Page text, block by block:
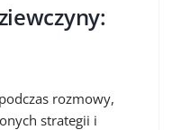
podczas rozmowy,
strategii i